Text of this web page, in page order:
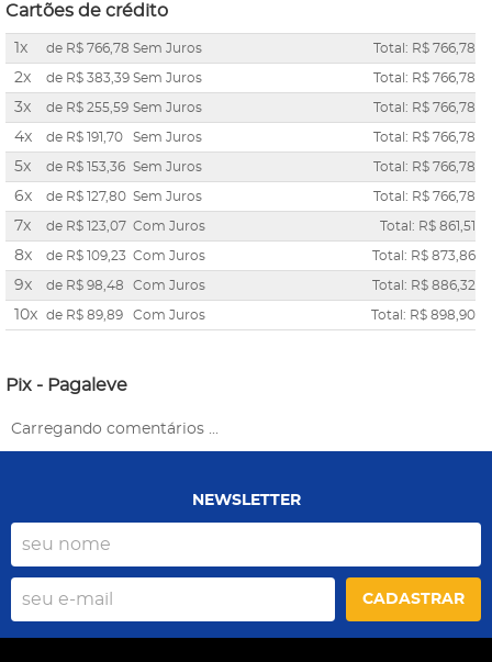
Cartões de crédito
1x de R$ 766,78 Sem Juros Total: R$ 766,78
2x de R$ 383,39 Sem Juros Total: R$ 766,78
3x de R$ 255,59 Sem Juros Total: R$ 766,78
4x de R$ 191,70 Sem Juros Total: R$ 766,78
5x de R$ 153,36 Sem Juros Total: R$ 766,78
6x de R$ 127,80 Sem Juros Total: R$ 766,78
7x de R$ 123,07 Com Juros Total: R$ 861,51
8x de R$ 109,23 Com Juros Total: R$ 873,86
9x de R$ 98,48 Com Juros Total: R$ 886,32
10x de R$ 89,89 Com Juros Total: R$ 898,90
Pix - Pagaleve
Carregando comentários ...
NEWSLETTER
CADASTRAR